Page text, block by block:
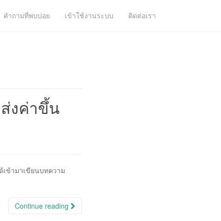
คำถามที่พบบ่อย เข้าใช้งานระบบ ติดต่อเรา
งค่าขึ้น
ข้ามาเขียนบทความ
Continue reading